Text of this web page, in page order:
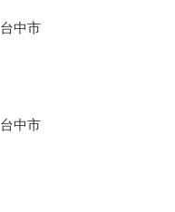
台中市
台中市